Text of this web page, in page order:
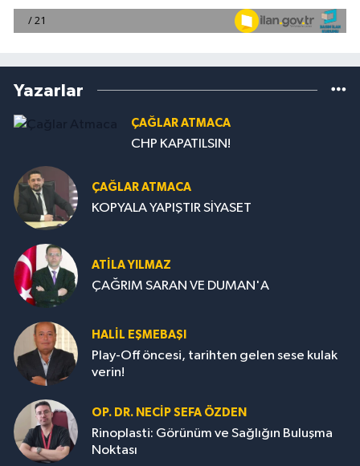
Yazarlar
ÇAĞLAR ATMACA
CHP KAPATILSIN!
ÇAĞLAR ATMACA
KOPYALA YAPIŞTIR SİYASET
ATILA YILMAZ
ÇAĞRIM SARAN VE DUMAN'A
HALIL EŞMEBAŞI
Play-Off öncesi, tarihten gelen sese kulak
verin!
OP. DR. NECIP SEFA ÖZDEN
Rinoplasti: Görünüm ve Sağlığın Buluşma
Noktası